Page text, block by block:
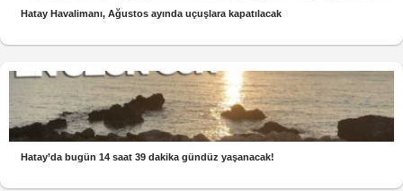
Hatay Havalimanı, Ağustos ayında uçuşlara kapatılacak
Hatay’da bugün 14 saat 39 dakika gündüz yaşanacak!